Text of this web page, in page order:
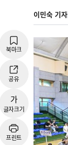
이민숙 기자
북마크
공유
가
글자크기
프린트